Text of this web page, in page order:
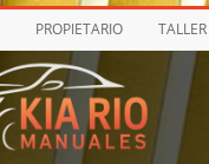
PROPIETARIO TALLER